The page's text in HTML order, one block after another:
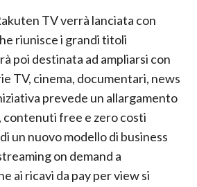
TV verrà lanciata con
riunisce i grandi titoli
poi destinata ad ampliarsi con
TV, cinema, documentari, news
prevede un allargamento
free e zero costi
un nuovo modello di business
on demand a
ai ricavi da pay per view si